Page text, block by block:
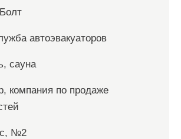
автоэвакуаторов
сауна
компания по продаже
№2